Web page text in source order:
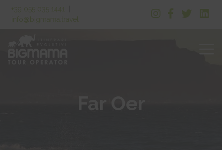
+39 055 035 1441
info@bigmama.travel